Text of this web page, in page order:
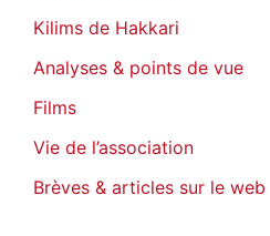
Kilims de Hakkari
Analyses & points de vue
Films
Vie de l’association
Brèves & articles sur le web